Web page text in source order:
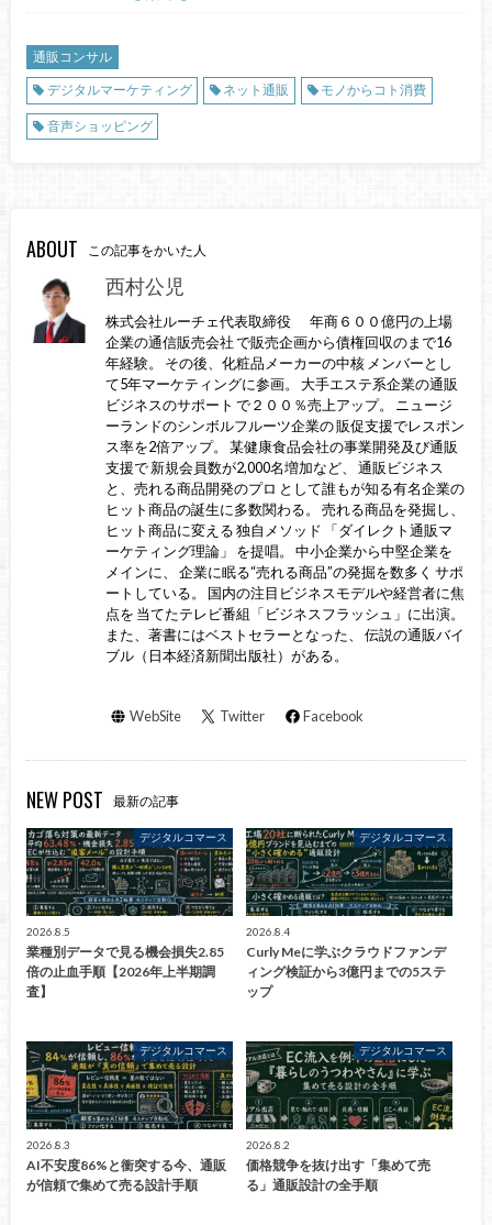
通販コンサル
デジタルマーケティング
ネット通販 モノからコト消費
音声ショッピング
ABOUT この記事をかいた人
西村公児
株式会社ルーチェ代表取締役 年商６００億円の上場
企業の通信販売会社 で販売企画から債権回収のまで16
年経験。 その後、化粧品メーカーの中核 メンバーとし
て5年マーケティングに参画。 大手エステ系企業の通販
ビジネスのサポート で２００％売上アップ。 ニュージ
ーランドのシンボルフルーツ企業の 販促支援でレスポン
ス率を2倍アップ。 某健康食品会社の事業開発及び通販
支援で 新規会員数が2,000名増加など、 通販ビジネス
と、売れる商品開発のプロ として誰もが知る有名企業の
ヒット商品の誕生に多数関わる。 売れる商品を発掘し、
ヒット商品に変える 独自メソッド 「ダイレクト通販マ
ーケティング理論」 を提唱。 中小企業から中堅企業を
メインに、 企業に眠る“売れる商品”の発掘を数多く サポ
ートしている。 国内の注目ビジネスモデルや経営者に焦
点を 当てたテレビ番組「ビジネスフラッシュ」に出演。
また、著書にはベストセラーとなった、 伝説の通販バイ
ブル（日本経済新聞出版社）がある。
WebSite Twitter Facebook
NEW POST 最新の記事
デジタルコマース
2026.8.5
業種別データで見る機会損失2.85
倍の止血手順【2026年上半期調
査】
デジタルコマース
2026.8.4
Curly Meに学ぶクラウドファンデ
ィング検証から3億円までの5ステ
ップ
デジタルコマース
2026.8.3
AI不安度86%と衝突する今、通販
が信頼で集めて売る設計手順
デジタルコマース
2026.8.2
価格競争を抜け出す「集めて売
る」通販設計の全手順